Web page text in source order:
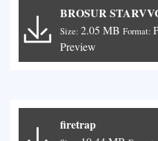
BROSUR
Size: 2.05 MB Format:
Preview
firetrap